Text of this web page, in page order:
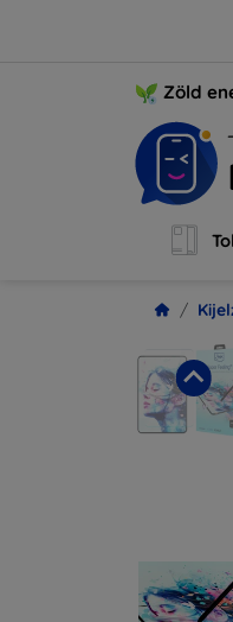
Zöld